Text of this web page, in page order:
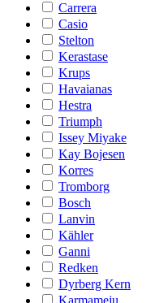
Carrera
Casio
Stelton
Kerastase
Krups
Havaianas
Hestra
Triumph
Issey Miyake
Kay Bojesen
Korres
Tromborg
Bosch
Lanvin
Kähler
Ganni
Redken
Dyrberg Kern
Karmameju